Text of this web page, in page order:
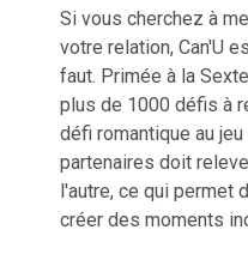
Si vous cherchez à
votre relation, Can'U
faut. Primée à la
plus de 1000 défis à
défi romantique au jeu
partenaires doit
l'autre, ce qui permet
créer des moments